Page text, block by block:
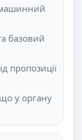
машинний
базовий
пропозиції
у органу